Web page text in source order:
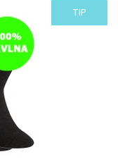
TIP
česané bavlny.
komfortního